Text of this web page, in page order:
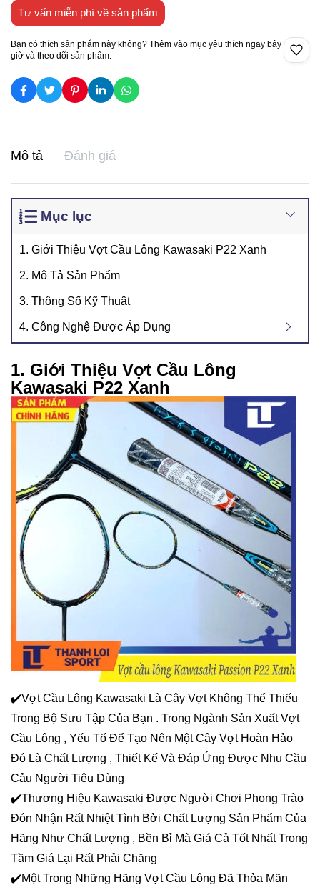
Tư vấn miễn phí về sản phẩm
Bạn có thích sản phẩm này không? Thêm vào mục yêu thích ngay bây
giờ và theo dõi sản phẩm.
Mô tả Đánh giá
Mục lục
1. Giới Thiệu Vợt Cầu Lông Kawasaki P22 Xanh
2. Mô Tả Sản Phẩm
3. Thông Số Kỹ Thuật
4. Công Nghệ Được Áp Dụng
1. Giới Thiệu Vợt Cầu Lông
Kawasaki P22 Xanh
✔️Vợt Cầu Lông Kawasaki Là Cây Vợt Không Thể Thiếu
Trong Bộ Sưu Tập Của Bạn . Trong Ngành Sản Xuất Vợt
Cầu Lông , Yếu Tố Để Tạo Nên Một Cây Vợt Hoàn Hảo
Đó Là Chất Lượng , Thiết Kế Và Đáp Ứng Được Nhu Cầu
Cảu Người Tiêu Dùng
✔️Thương Hiệu Kawasaki Được Người Chơi Phong Trào
Đón Nhận Rất Nhiệt Tình Bởi Chất Lượng Sản Phẩm Của
Hãng Như Chất Lượng , Bền Bỉ Mà Giá Cả Tốt Nhất Trong
Tầm Giá Lại Rất Phải Chăng
✔️Một Trong Những Hãng Vợt Cầu Lông Đã Thỏa Mãn